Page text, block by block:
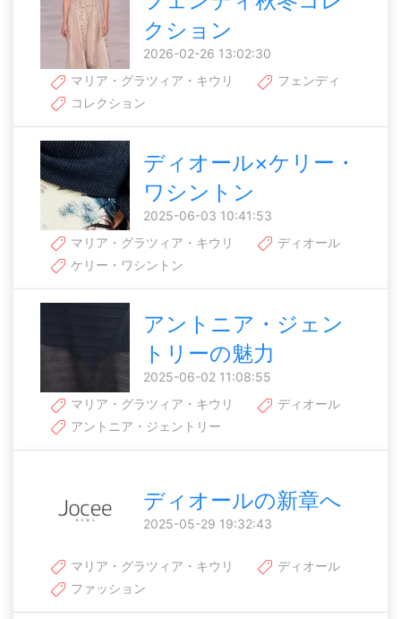
クション
2026-02-26 13:02:30
マリア・グラツィア・キウリ
フェンディ
コレクション
ディオール×ケリー・
ワシントン
2025-06-03 10:41:53
マリア・グラツィア・キウリ
ディオール
ケリー・ワシントン
アントニア・ジェン
トリーの魅力
2025-06-02 11:08:55
マリア・グラツィア・キウリ
ディオール
アントニア・ジェントリー
ディオールの新章へ
2025-05-29 19:32:43
マリア・グラツィア・キウリ
ディオール
ファッション